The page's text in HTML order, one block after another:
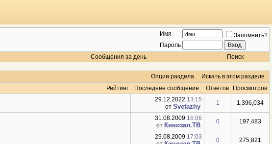
Имя
Запомнить?
Пароль
Сообщения за день Поиск
Опции раздела
Искать в этом разделе
Последнее сообщение Ответов Просмотров
29.12.202213:15
отSvetazhy 1 1,396,034
31.08.200916:06
отКинозал.ТВ 0 197,483